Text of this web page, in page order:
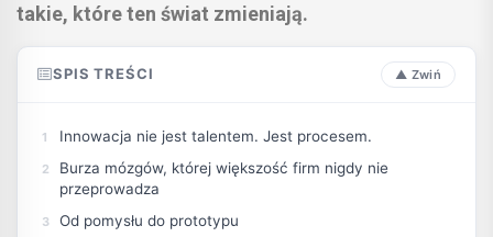
takie, które ten świat zmieniają.
SPIS TREŚCI
Innowacja nie jest talentem. Jest procesem.
Burza mózgów, której większość firm nigdy nie
przeprowadza
Od pomysłu do prototypu